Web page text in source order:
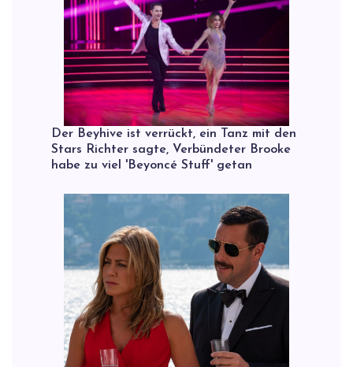
Der Beyhive ist verrückt, ein Tanz mit den
Stars Richter sagte, Verbündeter Brooke
habe zu viel 'Beyoncé Stuff' getan